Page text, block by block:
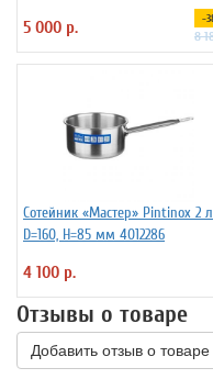
5 000 р. -
8
Сотейник «Мастер» Pintinox 2 л
D=160, H=85 мм 4012286
4 100 р.
Отзывы о товаре
Добавить отзыв о товаре